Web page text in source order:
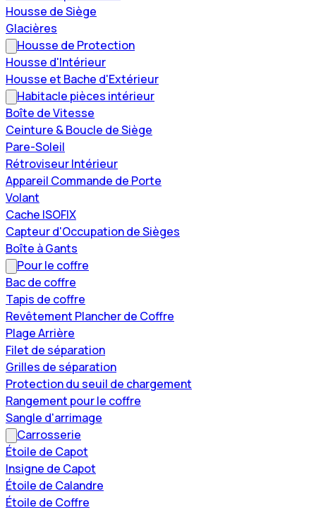
Housse de Siège
Glacières
Housse de Protection
Housse d'Intérieur
Housse et Bache d'Extérieur
Habitacle pièces intérieur
Boîte de Vitesse
Ceinture & Boucle de Siège
Pare-Soleil
Rétroviseur Intérieur
Appareil Commande de Porte
Volant
Cache ISOFIX
Capteur d'Occupation de Sièges
Boîte à Gants
Pour le coffre
Bac de coffre
Tapis de coffre
Revêtement Plancher de Coffre
Plage Arrière
Filet de séparation
Grilles de séparation
Protection du seuil de chargement
Rangement pour le coffre
Sangle d'arrimage
Carrosserie
Étoile de Capot
Insigne de Capot
Étoile de Calandre
Étoile de Coffre